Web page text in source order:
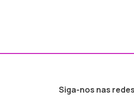
Siga-nos nas